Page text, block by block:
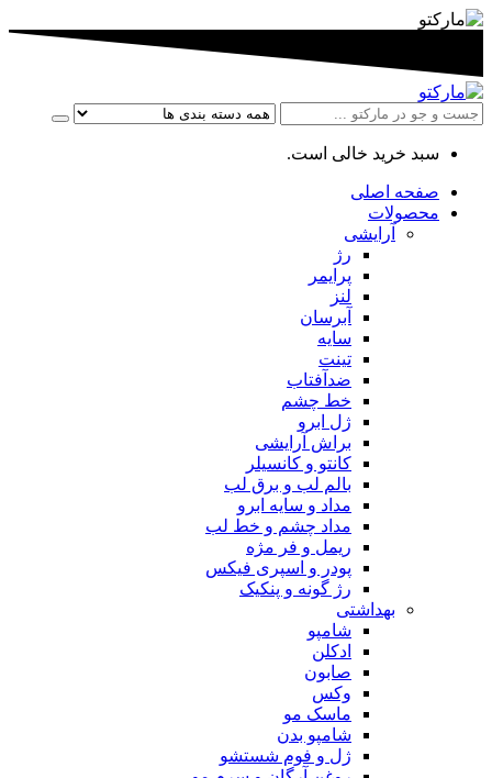
سبد خرید خالی است.
صفحه اصلی
محصولات
آرایشی
رژ
پرایمر
لنز
آبرسان
سایه
تینت
ضدآفتاب
خط چشم
ژل ابرو
براش آرایشی
کانتو و کانسیلر
بالم لب و برق لب
مداد و سایه ابرو
مداد چشم و خط لب
ریمل و فر مژه
پودر و اسپری فیکس
رژ گونه و پنکیک
بهداشتی
شامپو
ادکلن
صابون
وکس
ماسک مو
شامپو بدن
ژل و فوم شستشو